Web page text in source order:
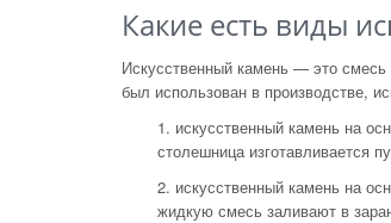
Какие есть виды
Искусственный камень — это
был использован в производстве,
1. искусственный камень на
столешница изготавливается
2. искусственный камень на
жидкую смесь заливают в